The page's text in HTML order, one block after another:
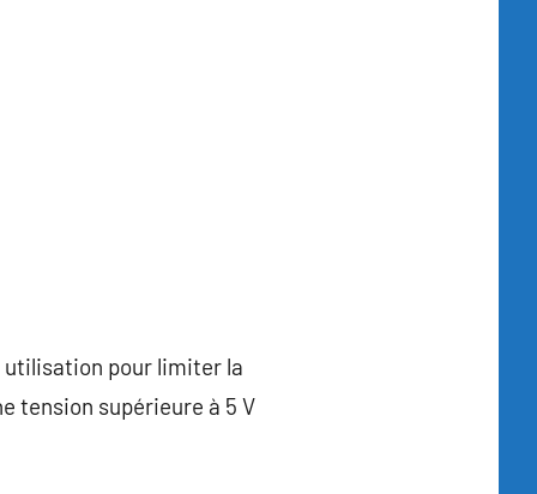
utilisation pour limiter la
tension supérieure à 5 V